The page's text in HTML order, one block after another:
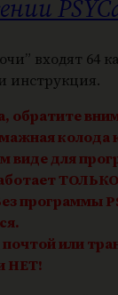
входят 64
инструкция.
обратите
колода
виде для
программы
почтой или
НЕТ!